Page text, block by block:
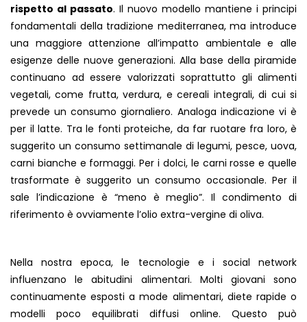
rispetto al passato. Il nuovo modello mantiene i principi
fondamentali della tradizione mediterranea, ma introduce
una maggiore attenzione all’impatto ambientale e alle
esigenze delle nuove generazioni. Alla base della piramide
continuano ad essere valorizzati soprattutto gli alimenti
vegetali, come frutta, verdura, e cereali integrali, di cui si
prevede un consumo giornaliero. Analoga indicazione vi è
per il latte. Tra le fonti proteiche, da far ruotare fra loro, è
suggerito un consumo settimanale di legumi, pesce, uova,
carni bianche e formaggi. Per i dolci, le carni rosse e quelle
trasformate è suggerito un consumo occasionale. Per il
sale l’indicazione è “meno è meglio”. Il condimento di
riferimento è ovviamente l’olio extra-vergine di oliva.
Nella nostra epoca, le tecnologie e i social network
influenzano le abitudini alimentari. Molti giovani sono
continuamente esposti a mode alimentari, diete rapide o
modelli poco equilibrati diffusi online. Questo può